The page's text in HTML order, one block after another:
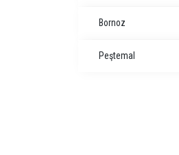
Bornoz
Peştemal